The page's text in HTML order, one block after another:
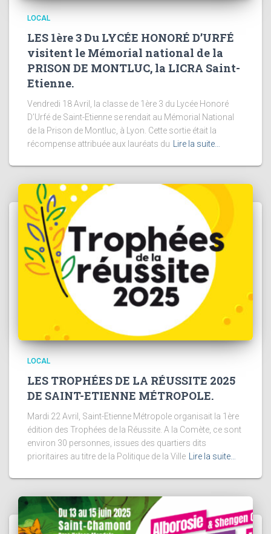
LOCAL
LES 1ère 3 Du LYCÉE HONORÉ D’URFÉ
visitent le Mémorial national de la
PRISON DE MONTLUC, la LICRA Saint-
Etienne.
Vendredi 18 Avril, la classe de 1ère 3 du Lycée Honoré
D’Urfé de Saint-Etienne se rendait au Mémorial National
de la Prison de Montluc, à Lyon. Cette sortie était la
récompense attribuée aux lauréats du
Lire la suite…
LOCAL
LES TROPHÉES DE LA RÉUSSITE 2025
DE SAINT-ETIENNE MÉTROPOLE.
Mardi 22 Avril, Saint-Etienne Métropole organisait la 1ère
édition des Trophées de la Réussite. A la Comète, ce sont
environ 30 personnes, issues des quartiers dits
prioritaires au titre de la Politique de la Ville Lire la suite…